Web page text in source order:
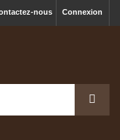
Connexion
nous